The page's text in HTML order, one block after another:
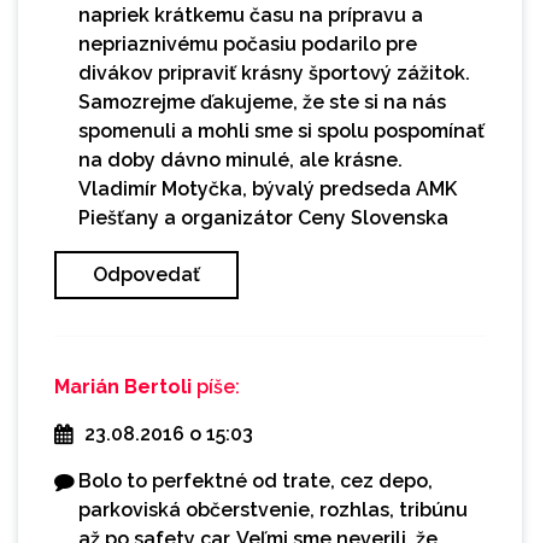
napriek krátkemu času na prípravu a
nepriaznivému počasiu podarilo pre
divákov pripraviť krásny športový zážitok.
Samozrejme ďakujeme, že ste si na nás
spomenuli a mohli sme si spolu pospomínať
na doby dávno minulé, ale krásne.
Vladimír Motyčka, bývalý predseda AMK
Piešťany a organizátor Ceny Slovenska
Odpovedať
Marián Bertoli píše:
23.08.2016 o 15:03
Bolo to perfektné od trate, cez depo,
parkoviská občerstvenie, rozhlas, tribúnu